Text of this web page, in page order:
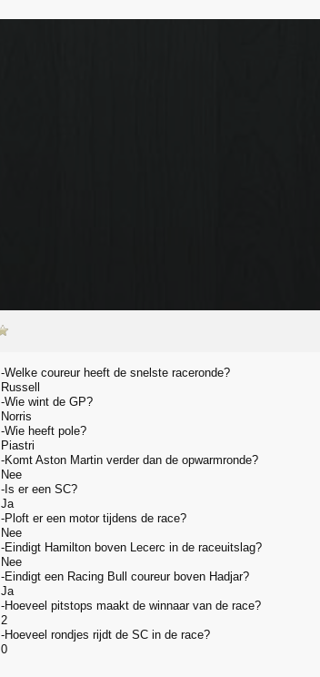
-Welke coureur heeft de snelste raceronde?
Russell
-Wie wint de GP?
Norris
-Wie heeft pole?
Piastri
-Komt Aston Martin verder dan de opwarmronde?
Nee
-Is er een SC?
Ja
-Ploft er een motor tijdens de race?
Nee
-Eindigt Hamilton boven Lecerc in de raceuitslag?
Nee
-Eindigt een Racing Bull coureur boven Hadjar?
Ja
-Hoeveel pitstops maakt de winnaar van de race?
2
-Hoeveel rondjes rijdt de SC in de race?
0